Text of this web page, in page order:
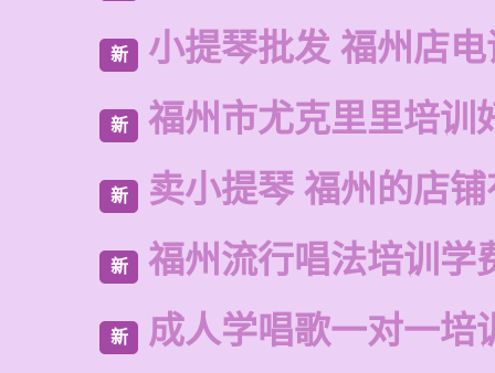
新 小提琴批发 福州店
新 福州市尤克里里培训
新 卖小提琴 福州的店
新 福州流行唱法培训学
新 成人学唱歌一对一培